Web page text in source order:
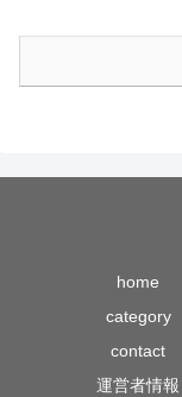
home
category
contact
運営者情報